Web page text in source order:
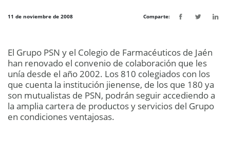
11 de noviembre de 2008 Comparte:
El Grupo PSN y el Colegio de Farmacéuticos de Jaén
han renovado el convenio de colaboración que les
unía desde el año 2002. Los 810 colegiados con los
que cuenta la institución jienense, de los que 180 ya
son mutualistas de PSN, podrán seguir accediendo a
la amplia cartera de productos y servicios del Grupo
en condiciones ventajosas.